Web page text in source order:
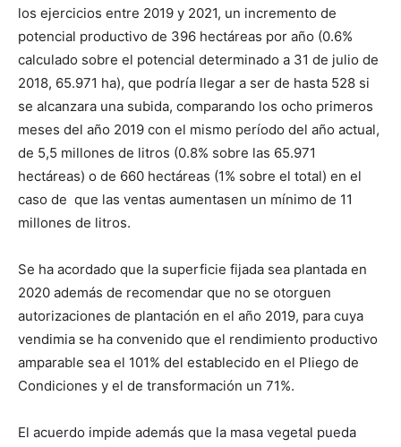
los ejercicios entre 2019 y 2021, un incremento de
potencial productivo de 396 hectáreas por año (0.6%
calculado sobre el potencial determinado a 31 de julio de
2018, 65.971 ha), que podría llegar a ser de hasta 528 si
se alcanzara una subida, comparando los ocho primeros
meses del año 2019 con el mismo período del año actual,
de 5,5 millones de litros (0.8% sobre las 65.971
hectáreas) o de 660 hectáreas (1% sobre el total) en el
caso de que las ventas aumentasen un mínimo de 11
millones de litros.
Se ha acordado que la superficie fijada sea plantada en
2020 además de recomendar que no se otorguen
autorizaciones de plantación en el año 2019, para cuya
vendimia se ha convenido que el rendimiento productivo
amparable sea el 101% del establecido en el Pliego de
Condiciones y el de transformación un 71%.
El acuerdo impide además que la masa vegetal pueda